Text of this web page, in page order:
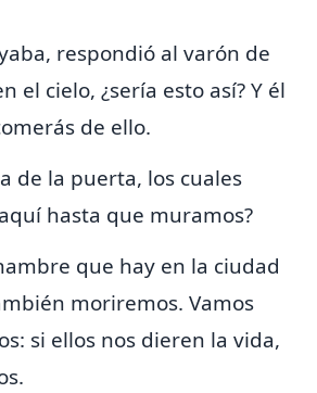
respondió al varón de
el cielo, ¿sería esto así? Y él
de ello.
de la puerta, los cuales
hasta que muramos?
que hay en la ciudad
moriremos. Vamos
si ellos nos dieren la vida,